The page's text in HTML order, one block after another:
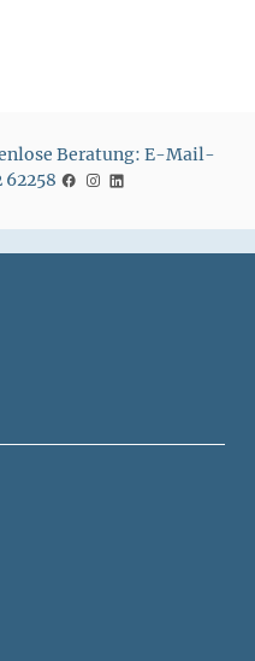
Beratung: E-Mail-
62258